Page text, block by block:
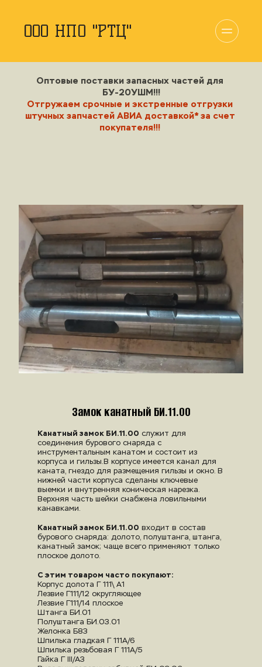
ООО НПО "РТЦ"
Оптовые поставки запасных частей для
БУ-20УШМ!!!
Отгружаем срочные и экстренные отгрузки
штучных запчастей АВИА доставкой* за счет
покупателя!!!
Замок канатный БИ.11.00
Канатный замок БИ.11.00 служит для
соединения бурового снаряда с
инструментальным канатом и состоит из
корпуса и гильзы.В корпусе имеется канал для
каната, гнездо для размещения гильзы и окно. В
нижней части корпуса сделаны ключевые
выемки и внутренняя коническая нарезка.
Верхняя часть шейки снабжена ловильными
канавками.
Канатный замок БИ.11.00 входит в состав
бурового снаряда: долото, полуштанга, штанга,
канатный за­мок; чаще всего применяют только
плоское долото.
С этим товаром часто покупают:
Корпус долота Г 111\ А1
Лезвие Г111/12 округляющее
Лезвие Г111/14 плоское
Штанга БИ.01
Полуштанга БИ.03.01
Желонка Б8З
Шпилька гладкая Г 111А/6
Шпилька резьбовая Г 111А/5
Гайка Г III/А3